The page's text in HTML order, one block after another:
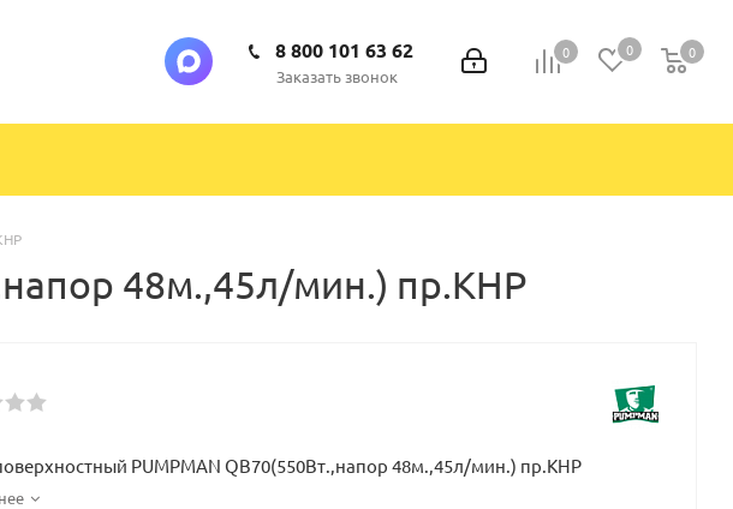
0 0 0
0
8 800 101 63 62
Заказать звонок
48м.,45л/мин.) пр.КНР
PUMPMAN QB70(550Вт.,напор 48м.,45л/мин.) пр.КНР